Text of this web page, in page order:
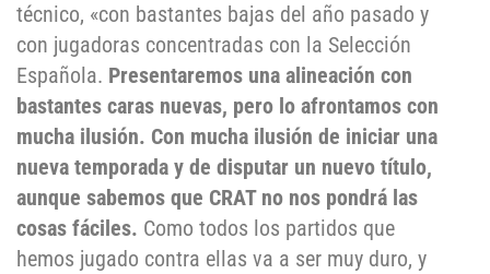
técnico, «con bastantes bajas del año pasado y
con jugadoras concentradas con la Selección
Española. Presentaremos una alineación con
bastantes caras nuevas, pero lo afrontamos con
mucha ilusión. Con mucha ilusión de iniciar una
nueva temporada y de disputar un nuevo título,
aunque sabemos que CRAT no nos pondrá las
cosas fáciles. Como todos los partidos que
hemos jugado contra ellas va a ser muy duro, y